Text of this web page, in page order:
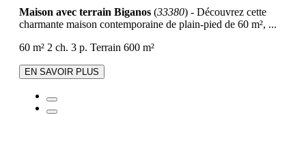
Maison avec terrain Biganos (33380) - Découvrez cette
charmante maison contemporaine de plain-pied de 60 m², ...
60 m² 2 ch. 3 p. Terrain 600 m²
EN SAVOIR PLUS